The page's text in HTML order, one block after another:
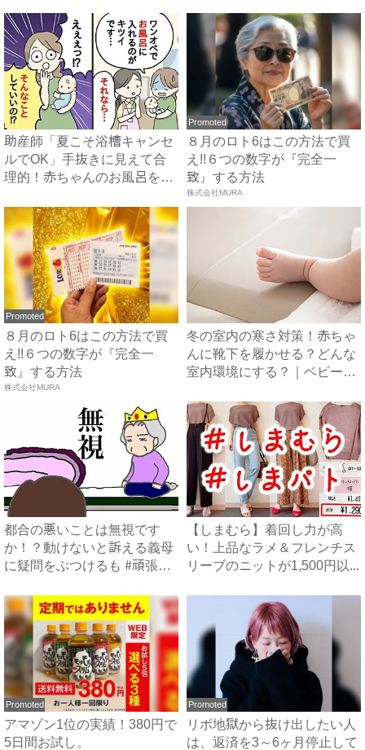
助産師「夏こそ浴槽キャンセ
ルでOK」手抜きに見えて合
理的！赤ちゃんのお風呂を時
Promoted
８月のロト6はこの方法で買
え!!６つの数字が『完全一
致』する方法
株式会社MURA
Promoted
８月のロト6はこの方法で買
え!!６つの数字が『完全一
致』する方法
株式会社MURA
冬の室内の寒さ対策！赤ちゃ
んに靴下を履かせる？どんな
室内環境にする？｜ベビーカ
都合の悪いことは無視です
か！？動けないと訴える義母
に疑問をぶつけるも #頑張り
【しまむら】着回し力が高
い！上品なラメ＆フレンチス
リーブのニットが1,500円以...
Promoted
アマゾン1位の実績！380円で
5日間お試し。
Promoted
リボ地獄から抜け出したい人
は、返済を3～6ヶ月停止して